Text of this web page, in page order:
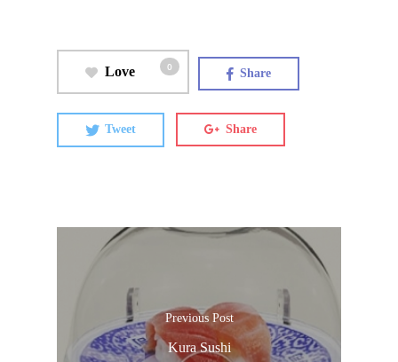
Love 0 Share
Tweet Share
Previous Post
Kura Sushi